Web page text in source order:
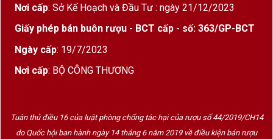
Nơi cấp: Sở Kế Hoạch và Đầu Tư : ngày 21/12/2023
Giấy phép bán buôn rượu - BCT cấp - số: 363/GP-BCT
Ngày cấp: 19/7/2023
Nơi cấp: BỘ CÔNG THƯƠNG
Tuân thủ điều 16 của luật phòng chống tác hại của rượu số 44/2019/CH14
do Quốc hội ban hành ngày 14 tháng 6 năm 2019 về điều kiện bán rượu